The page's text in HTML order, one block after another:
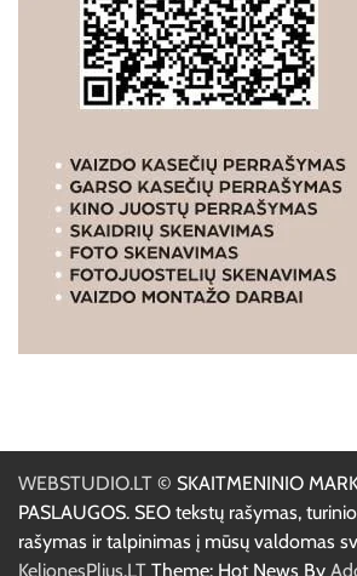
WEBSTUDIO.LT © SKAITMENINIO
PASLAUGOS. SEO tekstų rašymas,
rašymas ir talpinimas į mūsų valdomas
KelionesPlius.LT Theme: Hot News By